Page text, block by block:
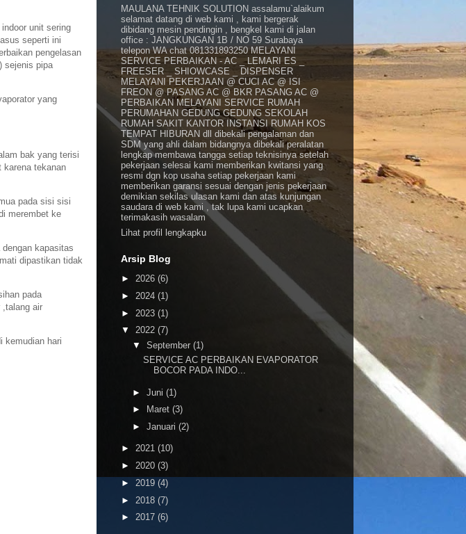
unit sering
seperti ini
pengelasan
sejenis pipa
yang
bak yang terisi
karena tekanan
pada sisi sisi
merembet ke
kapasitas
dipastikan tidak
pada
,talang air
kemudian hari
MAULANA TEHNIK SOLUTION assalamu`alaikum
selamat datang di web kami , kami bergerak
dibidang mesin pendingin , bengkel kami di jalan
office : JANGKUNGAN 1B / NO 59 Surabaya
telepon WA chat 081331893250 MELAYANI
SERVICE PERBAIKAN - AC _ LEMARI ES _
FREESER _ SHIOWCASE _ DISPENSER
MELAYANI PEKERJAAN @ CUCI AC @ ISI
FREON @ PASANG AC @ BKR PASANG AC @
PERBAIKAN MELAYANI SERVICE RUMAH
PERUMAHAN GEDUNG GEDUNG SEKOLAH
RUMAH SAKIT KANTOR INSTANSI RUMAH KOS
TEMPAT HIBURAN dll dibekali pengalaman dan
SDM yang ahli dalam bidangnya dibekali peralatan
lengkap membawa tangga setiap teknisinya setelah
pekerjaan selesai kami memberikan kwitansi yang
resmi dgn kop usaha setiap pekerjaan kami
memberikan garansi sesuai dengan jenis pekerjaan
demikian sekilas ulasan kami dan atas kunjungan
saudara di web kami , tak lupa kami ucapkan
terimakasih wasalam
Lihat profil lengkapku
Arsip Blog
► 2026 (6)
► 2024 (1)
► 2023 (1)
▼ 2022 (7)
▼ September (1)
SERVICE AC PERBAIKAN EVAPORATOR
BOCOR PADA INDO...
► Juni (1)
►
Maret (3)
► Januari (2)
► 2021 (10)
► 2020 (3)
► 2019 (4)
► 2018 (7)
► 2017 (6)